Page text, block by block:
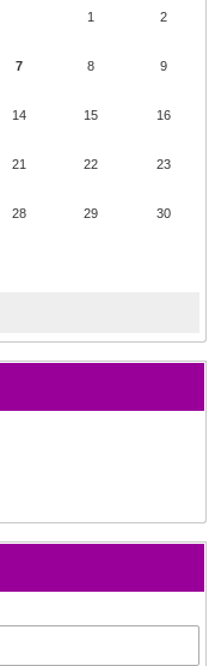
1 2
7 8 9
14 15 16
21 22 23
28 29 30